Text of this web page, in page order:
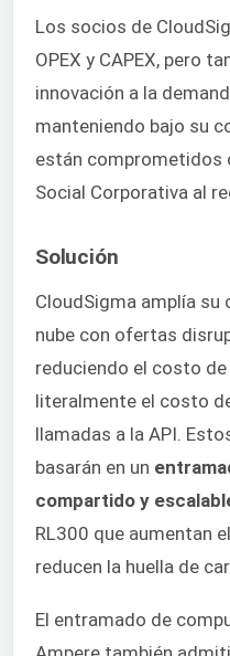
Los socios de
OPEX y CAPEX, pero
innovación a la
manteniendo bajo su
están comprometidos
Social Corporativa al
Solución
CloudSigma amplía su
nube con ofertas
reduciendo el costo
literalmente el costo
llamadas a la API.
basarán en un
compartido y
RL300 que aumentan
reducen la huella de
El entramado de